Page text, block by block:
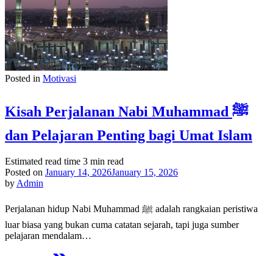
Posted in Motivasi
Kisah Perjalanan Nabi Muhammad ﷺ
dan Pelajaran Penting bagi Umat Islam
Estimated read time 3 min read
Posted on January 14, 2026January 15, 2026
by Admin
Perjalanan hidup Nabi Muhammad ﷺ adalah rangkaian peristiwa
luar biasa yang bukan cuma catatan sejarah, tapi juga sumber
pelajaran mendalam…